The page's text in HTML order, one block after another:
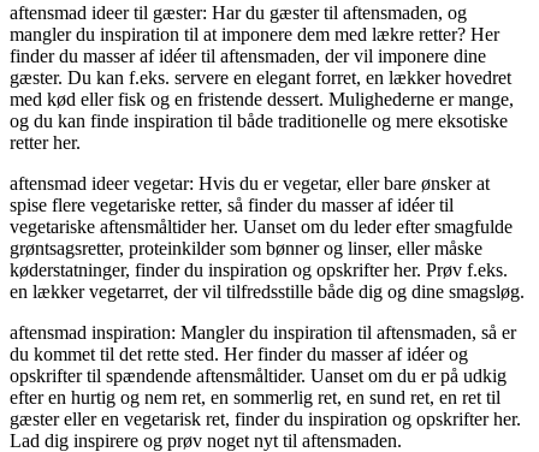
aftensmad ideer til gæster: Har du gæster til aftensmaden, og
mangler du inspiration til at imponere dem med lækre retter? Her
finder du masser af idéer til aftensmaden, der vil imponere dine
gæster. Du kan f.eks. servere en elegant forret, en lækker hovedret
med kød eller fisk og en fristende dessert. Mulighederne er mange,
og du kan finde inspiration til både traditionelle og mere eksotiske
retter her.
aftensmad ideer vegetar: Hvis du er vegetar, eller bare ønsker at
spise flere vegetariske retter, så finder du masser af idéer til
vegetariske aftensmåltider her. Uanset om du leder efter smagfulde
grøntsagsretter, proteinkilder som bønner og linser, eller måske
køderstatninger, finder du inspiration og opskrifter her. Prøv f.eks.
en lækker vegetarret, der vil tilfredsstille både dig og dine smagsløg.
aftensmad inspiration: Mangler du inspiration til aftensmaden, så er
du kommet til det rette sted. Her finder du masser af idéer og
opskrifter til spændende aftensmåltider. Uanset om du er på udkig
efter en hurtig og nem ret, en sommerlig ret, en sund ret, en ret til
gæster eller en vegetarisk ret, finder du inspiration og opskrifter her.
Lad dig inspirere og prøv noget nyt til aftensmaden.